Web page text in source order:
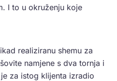
I to u okruženju koje
realiziranu shemu za
namjene s dva tornja i
za istog klijenta izradio